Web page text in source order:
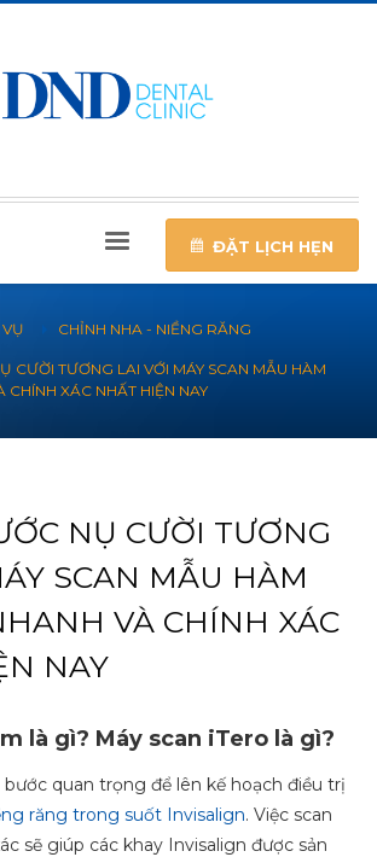
ĐẶT LỊCH HẸN
CHỈNH NHA - NIỀNG RĂNG
CƯỜI TƯƠNG LAI VỚI MÁY SCAN MẪU HÀM
CHÍNH XÁC NHẤT HIỆN NAY
NỤ CƯỜI TƯƠNG
SCAN MẪU HÀM
VÀ CHÍNH XÁC
NAY
là gì? Máy scan iTero là gì?
quan trọng để lên kế hoạch điều trị
răng trong suốt Invisalign. Việc scan
sẽ giúp các khay Invisalign được sản